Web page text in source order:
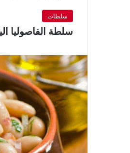
سلطات
سلطة الفاصوليا